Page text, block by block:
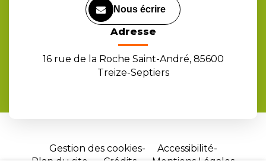
Nous écrire
Adresse
16 rue de la Roche Saint-André, 85600
Treize-Septiers
Gestion des cookies
Accessibilité
Plan du site
Crédits Mentions Légales